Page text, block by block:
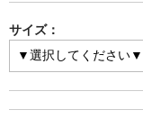
サイズ：